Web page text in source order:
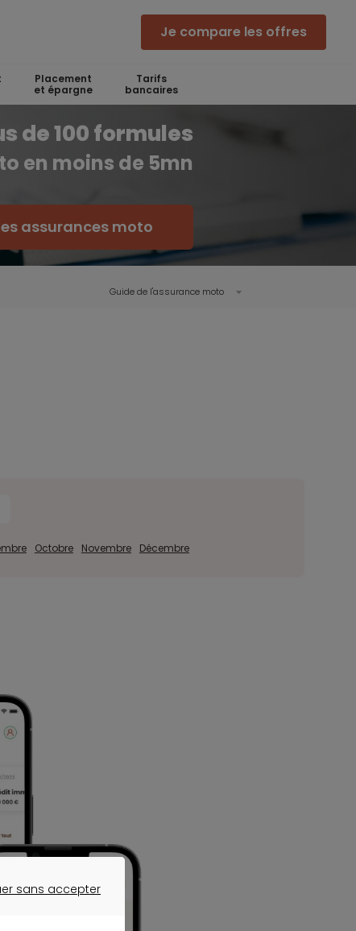
Je compare les offres
Placement
et épargne
Tarifs
bancaires
de 100 formules
en moins de 5mn
assurances moto
Guide de l'assurance moto
Octobre Novembre Décembre
sans accepter